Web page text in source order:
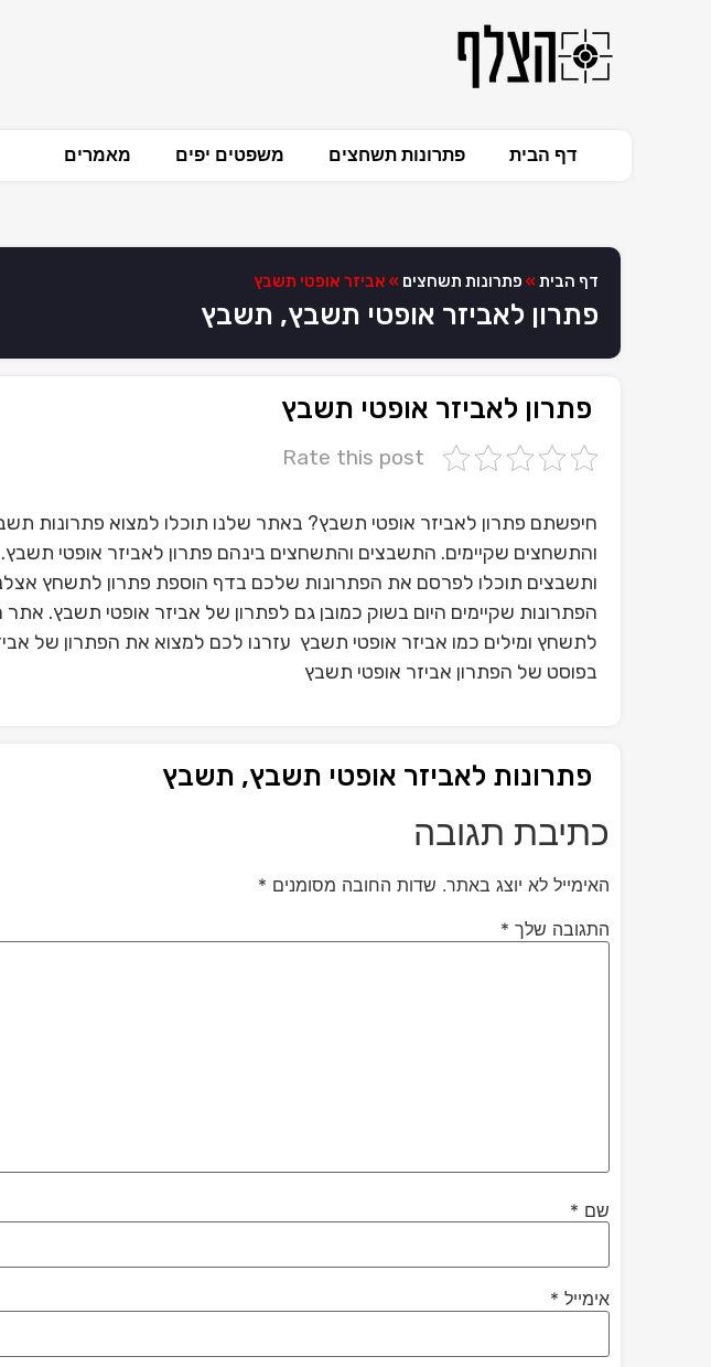
דף הבית פתרונות תשחצים משפטים יפים מאמרים
דף הבית » פתרונות תשחצים » אביזר אופטי תשבץ
פתרון לאביזר אופטי תשבץ, תשבץ
פתרון לאביזר אופטי תשבץ
Rate this post
חיפשתם פתרון לאביזר אופטי תשבץ? באתר שלנו תוכלו למצוא פתרונות
והתשחצים שקיימים. התשבצים והתשחצים בינהם פתרון לאביזר אופטי
ותשבצים תוכלו לפרסם את הפתרונות שלכם בדף הוספת פתרון לתשחץ
הפתרונות שקיימים היום בשוק כמובן גם לפתרון של אביזר אופטי תשבץ.
לתשחץ ומילים כמו אביזר אופטי תשבץ עזרנו לכם למצוא את הפתרון של
בפוסט של הפתרון אביזר אופטי תשבץ
פתרונות לאביזר אופטי תשבץ, תשבץ
כתיבת תגובה
האימייל לא יוצג באתר. שדות החובה מסומנים *
התגובה שלך *
שם *
אימייל *